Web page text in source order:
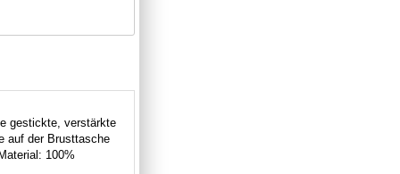
gestickte, verstärkte
auf der Brusttasche
100%